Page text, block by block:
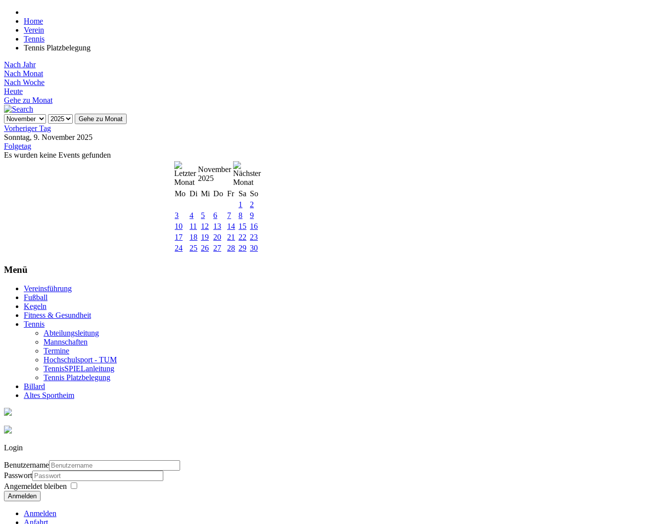
Home
Verein
Tennis
Tennis Platzbelegung
Nach Jahr
Nach Monat
Nach Woche
Heute
Gehe zu Monat
Gehe zu Monat
Vorheriger Tag
Sonntag, 9. November 2025
Folgetag
Es wurden keine Events gefunden
November
2025
Mo Di Mi Do Fr Sa So
1
2
3
4 5 6 7 8
9
10
11 12 13 14 15 16
17
18 19 20 21 22 23
24
25 26 27 28 29 30
Menü
Vereinsführung
Fußball
Kegeln
Fitness & Gesundheit
Tennis
Abteilungsleitung
Mannschaften
Termine
Hochschulsport - TUM
TennisSPIELanleitung
Tennis Platzbelegung
Billard
Altes Sportheim
Login
Benutzername
Passwort
Angemeldet bleiben
Anmelden
Anmelden